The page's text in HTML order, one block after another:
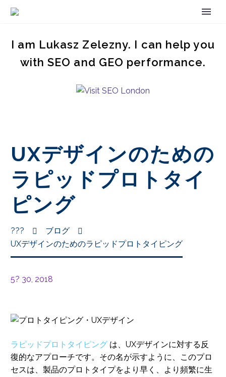
I am Lukasz Zelezny. I can help you
with SEO and GEO performance.
UXデザインのための
ラピッドプロトタイ
ピング
???
ブログ
UXデザインのためのラピッドプロトタイピング
5? 30, 2018
ラピッドプロトタイピング は、UXデザインに対する反
復的なアプローチです。その名が示すように、このプロ
セスは、製品のプロトタイプをより早く、より頻繁に生